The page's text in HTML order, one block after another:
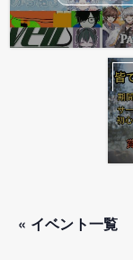
« イベント一覧